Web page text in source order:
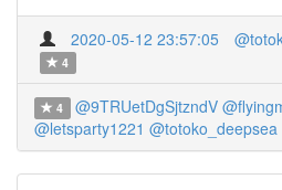
2020-05-12 23:57:05
4
4 @9TRUetDgSjtzndV
@letsparty1221 @totoko_deepsea